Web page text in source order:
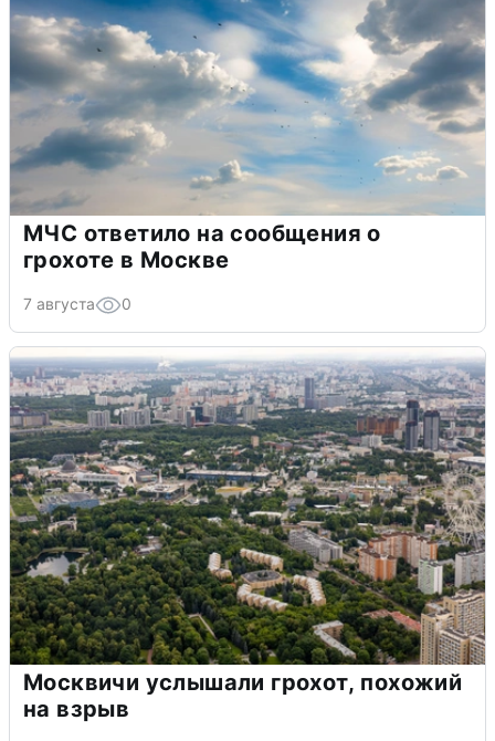
МЧС ответило на сообщения о
грохоте в Москве
7 августа 0
Москвичи услышали грохот, похожий
на взрыв